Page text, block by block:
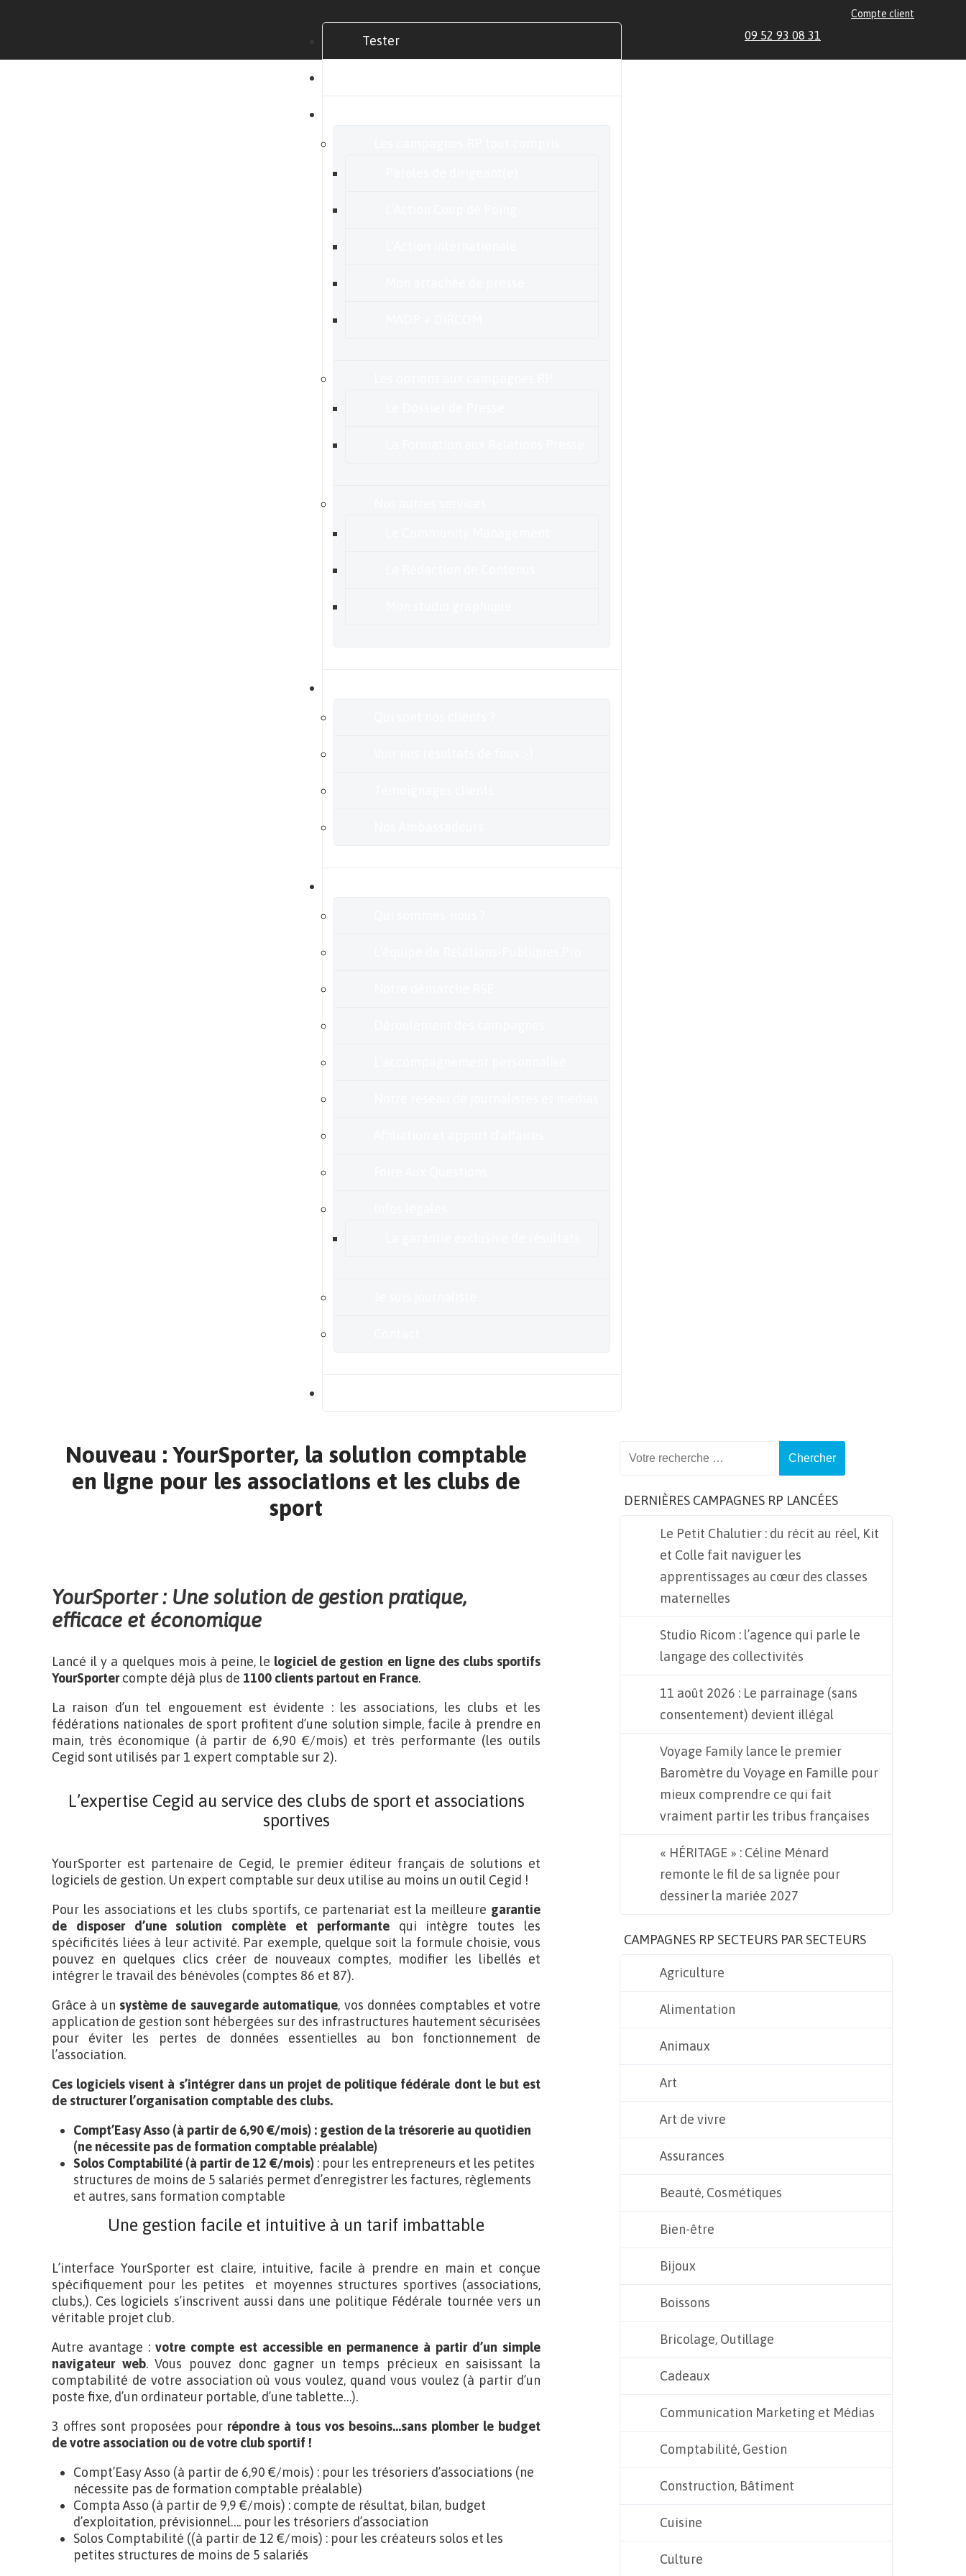
Tester
Compte client
09 52 93 08 31
Nouveau : YourSporter, la solution comptable
en ligne pour les associations et les clubs de
sport
YourSporter : Une solution de gestion pratique,
efficace et économique
Lancé il y a quelques mois à peine, le logiciel de gestion en ligne des clubs sportifs
YourSportercompte déjà plus de 1100 clients partout en France.
La raison d’un tel engouement est évidente : les associations, les clubs et les
fédérations nationales de sport profitent d’une solution simple, facile à prendre en
main, très économique (à partir de 6,90 €/mois) et très performante (les outils
Cegid sont utilisés par 1 expert comptable sur 2).
L’expertise Cegid au service des clubs de sport et associations
sportives
YourSporter est partenaire de Cegid, le premier éditeur français de solutions et
logiciels de gestion. Un expert comptable sur deux utilise au moins un outil Cegid !
Pour les associations et les clubs sportifs, ce partenariat est la meilleure garantie
de disposer d’une solution complète et performantequi intègre toutes les
spécificités liées à leur activité. Par exemple, quelque soit la formule choisie, vous
pouvez en quelques clics créer de nouveaux comptes, modifier les libellés et
intégrer le travail des bénévoles (comptes 86 et 87).
Grâce à un système de sauvegarde automatique, vos données comptables et votre
application de gestion sont hébergées sur des infrastructures hautement sécurisées
pour éviter les pertes de données essentielles au bon fonctionnement de
l’association.
Ces logiciels visent à s’intégrer dans un projet de politique fédérale dont le but est
de structurer l’organisation comptable des clubs.
Compt’Easy Asso (à partir de 6,90 €/mois) : gestion de la trésorerie au quotidien
(ne nécessite pas de formation comptable préalable)
Solos Comptabilité (à partir de 12 €/mois) : pour les entrepreneurs et les petites
structures de moins de 5 salariés permet d’enregistrer les factures, règlements
et autres, sans formation comptable
Une gestion facile et intuitive à un tarif imbattable
L’interface YourSporter est claire, intuitive, facile à prendre en main et conçue
spécifiquement pour les petites et moyennes structures sportives (associations,
clubs,). Ces logiciels s’inscrivent aussi dans une politique Fédérale tournée vers un
véritable projet club.
Autre avantage : votre compte est accessible en permanence à partir d’un simple
navigateur web. Vous pouvez donc gagner un temps précieux en saisissant la
comptabilité de votre association où vous voulez, quand vous voulez (à partir d’un
poste fixe, d’un ordinateur portable, d’une tablette…).
3 offres sont proposées pour répondre à tous vos besoins…sans plomber le budget
de votre association ou de votre club sportif !
Compt’Easy Asso (à partir de 6,90 €/mois) : pour les trésoriers d’associations (ne
nécessite pas de formation comptable préalable)
Compta Asso (à partir de 9,9 €/mois) : compte de résultat, bilan, budget
d’exploitation, prévisionnel…. pour les trésoriers d’association
Solos Comptabilité ((à partir de 12 €/mois) : pour les créateurs solos et les
petites structures de moins de 5 salariés
DERNIÈRES CAMPAGNES RP LANCÉES
Le Petit Chalutier : du récit au réel, Kit
et Colle fait naviguer les
apprentissages au cœur des classes
maternelles
Studio Ricom : l’agence qui parle le
langage des collectivités
11 août 2026 : Le parrainage (sans
consentement) devient illégal
Voyage Family lance le premier
Baromètre du Voyage en Famille pour
mieux comprendre ce qui fait
vraiment partir les tribus françaises
« HÉRITAGE » : Céline Ménard
remonte le fil de sa lignée pour
dessiner la mariée 2027
CAMPAGNES RP SECTEURS PAR SECTEURS
Agriculture
Alimentation
Animaux
Art
Art de vivre
Assurances
Beauté, Cosmétiques
Bien-être
Bijoux
Boissons
Bricolage, Outillage
Cadeaux
Communication Marketing et Médias
Comptabilité, Gestion
Construction, Bâtiment
Cuisine
Culture